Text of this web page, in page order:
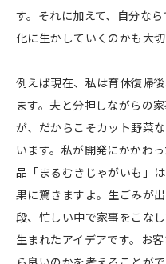
す。それに加えて、自分な
化に生かしていくのかも大切
例えば現在、私は育休復帰
ます。夫と分担しながらの
が、だからこそカット野菜
います。私が開発にかかわ
品「まるむきじゃがいも」
果に驚きますよ。生ごみが
段、忙しい中で家事をこな
生まれたアイデアです。お